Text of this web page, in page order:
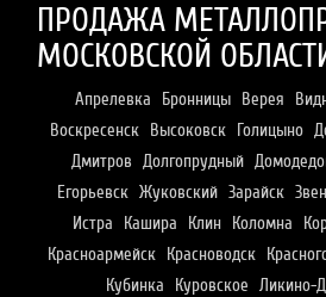
ПРОДАЖА
МОСКОВСКОЙ
Апрелевка Бронницы Верея
Воскресенск Высоковск Голицыно
Дмитров Долгопрудный
Егорьевск Жуковский Зарайск
Истра
Кашира Клин Коломна
Красноармейск Красноводск
Кубинка
Куровское Ликино-